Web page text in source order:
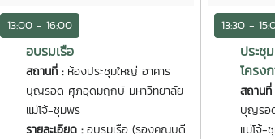
13:00 - 16:00
อบรมเรือ
สถานที่ : ห้องประชุมใหญ่ อาคาร
บุญรอด ศุภอุดมฤกษ์ มหาวิทยาลัย
แม่โจ้-ชุมพร
รายละเอียด :อบรมเรือ (รองคณบดี
13:30 -
ประชุ
โครง
สถาน
บุญรอ
แม่โจ้-